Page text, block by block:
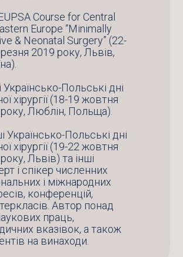
Course for Central
Europe “Minimally
& Neonatal Surgery” (22-
2019 року, Львів,
Українсько-Польські дні
хірургії (18-19 жовтня
Люблін, Польща).
Українсько-Польські дні
хірургії (19-22 жовтня
Львів) та інші
і спікер численних
і міжнародних
конференцій,
Автор понад
праць,
вказівок, а також
на винаходи.